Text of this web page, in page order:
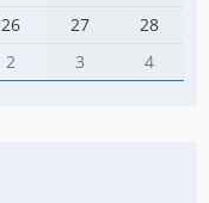
26 27
28
2 3 4